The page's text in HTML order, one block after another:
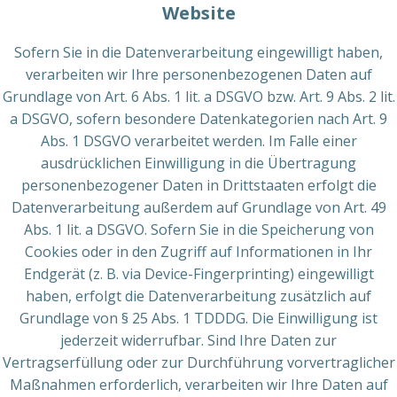
Website
Sofern Sie in die Datenverarbeitung eingewilligt haben,
verarbeiten wir Ihre personenbezogenen Daten auf
Grundlage von Art. 6 Abs. 1 lit. a DSGVO bzw. Art. 9 Abs. 2 lit.
a DSGVO, sofern besondere Datenkategorien nach Art. 9
Abs. 1 DSGVO verarbeitet werden. Im Falle einer
ausdrücklichen Einwilligung in die Übertragung
personenbezogener Daten in Drittstaaten erfolgt die
Datenverarbeitung außerdem auf Grundlage von Art. 49
Abs. 1 lit. a DSGVO. Sofern Sie in die Speicherung von
Cookies oder in den Zugriff auf Informationen in Ihr
Endgerät (z. B. via Device-Fingerprinting) eingewilligt
haben, erfolgt die Datenverarbeitung zusätzlich auf
Grundlage von § 25 Abs. 1 TDDDG. Die Einwilligung ist
jederzeit widerrufbar. Sind Ihre Daten zur
Vertragserfüllung oder zur Durchführung vorvertraglicher
Maßnahmen erforderlich, verarbeiten wir Ihre Daten auf